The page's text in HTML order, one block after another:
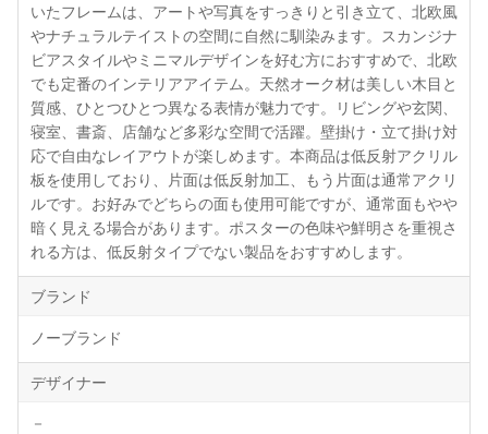
いたフレームは、アートや写真をすっきりと引き立て、北欧風
やナチュラルテイストの空間に自然に馴染みます。スカンジナ
ビアスタイルやミニマルデザインを好む方におすすめで、北欧
でも定番のインテリアアイテム。天然オーク材は美しい木目と
質感、ひとつひとつ異なる表情が魅力です。リビングや玄関、
寝室、書斎、店舗など多彩な空間で活躍。壁掛け・立て掛け対
応で自由なレイアウトが楽しめます。本商品は低反射アクリル
板を使用しており、片面は低反射加工、もう片面は通常アクリ
ルです。お好みでどちらの面も使用可能ですが、通常面もやや
暗く見える場合があります。ポスターの色味や鮮明さを重視さ
れる方は、低反射タイプでない製品をおすすめします。
ブランド
ノーブランド
デザイナー
－